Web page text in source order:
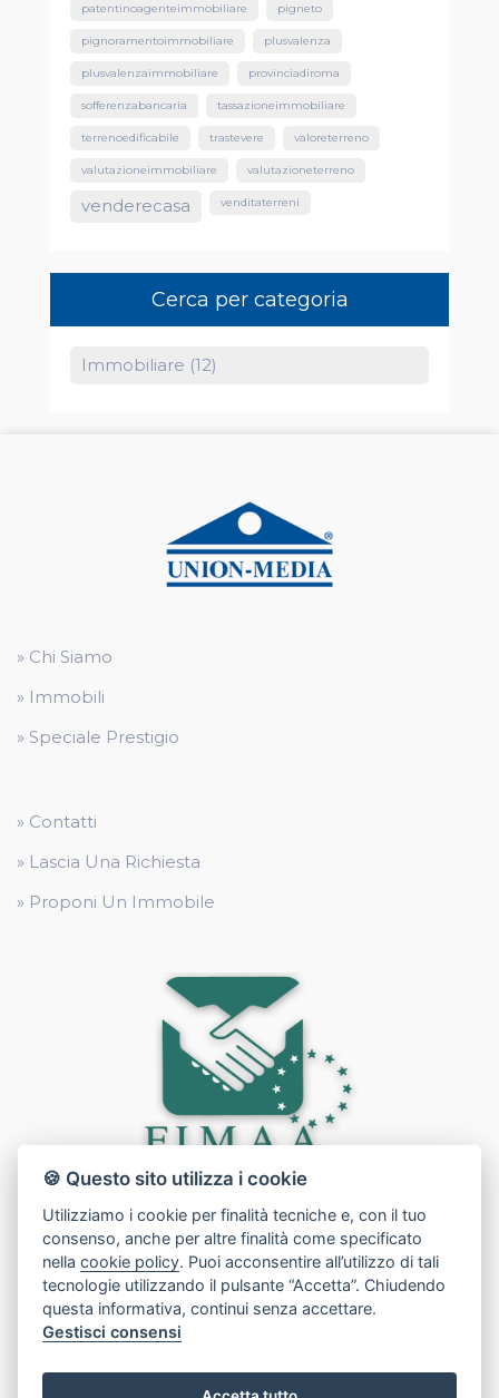
patentinoagenteimmobiliare pigneto
pignoramentoimmobiliare plusvalenza
plusvalenzaimmobiliare provinciadiroma
sofferenzabancaria tassazioneimmobiliare
terrenoedificabile trastevere valoreterreno
valutazioneimmobiliare valutazioneterreno
venderecasa venditaterreni
Cerca per categoria
Immobiliare (12)
» Chi Siamo
» Immobili
» Speciale Prestigio
» Contatti
» Lascia Una Richiesta
» Proponi Un Immobile
🍪 Questo sito utilizza i cookie
Utilizziamo i cookie per finalità tecniche e, con il tuo
consenso, anche per altre finalità come specificato
nellacookie policy. Puoi acconsentire all’utilizzo di tali
tecnologie utilizzando il pulsante “Accetta”. Chiudendo
questa informativa, continui senza accettare.
Gestisci consensi